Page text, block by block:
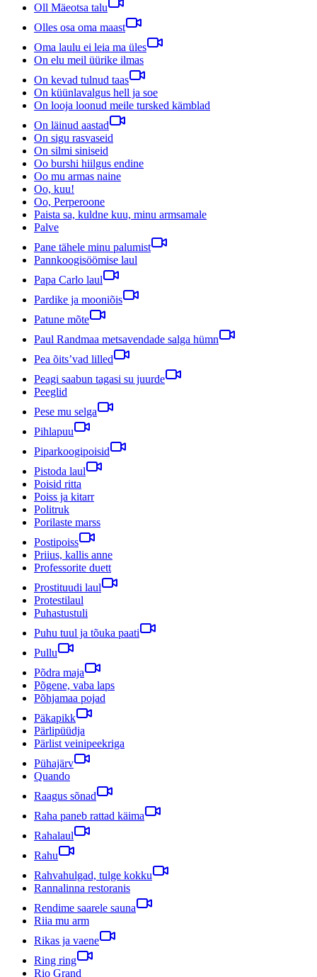
Oll Mäeotsa talu
Olles osa oma maast
Oma laulu ei leia ma üles
On elu meil üürike ilmas
On kevad tulnud taas
On küünlavalgus hell ja soe
On looja loonud meile tursked kämblad
On läinud aastad
On sigu rasvaseid
On silmi siniseid
Oo burshi hiilgus endine
Oo mu armas naine
Oo, kuu!
Oo, Perperoone
Paista sa, kuldne kuu, minu armsamale
Palve
Pane tähele minu palumist
Pannkoogisöömise laul
Papa Carlo laul
Pardike ja mooniõis
Patune mõte
Paul Randmaa metsavendade salga hümn
Pea õits’vad lilled
Peagi saabun tagasi su juurde
Peeglid
Pese mu selga
Pihlapuu
Piparkoogipoisid
Pistoda laul
Poisid ritta
Poiss ja kitarr
Politruk
Porilaste marss
Postipoiss
Priius, kallis anne
Professorite duett
Prostituudi laul
Protestilaul
Puhastustuli
Puhu tuul ja tõuka paati
Pullu
Põdra maja
Põgene, vaba laps
Põhjamaa pojad
Päkapikk
Pärlipüüdja
Pärlist veinipeekriga
Pühajärv
Quando
Raagus sõnad
Raha paneb rattad käima
Rahalaul
Rahu
Rahvahulgad, tulge kokku
Rannalinna restoranis
Rendime saarele sauna
Riia mu arm
Rikas ja vaene
Ring ring
Rio Grand